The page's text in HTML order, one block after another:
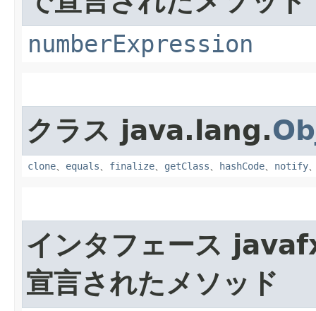
numberExpression
クラス java.lang.
clone、 equals、 finalize、 getClass、 hashCode、 notify
インタフェース
宣言されたメソッド